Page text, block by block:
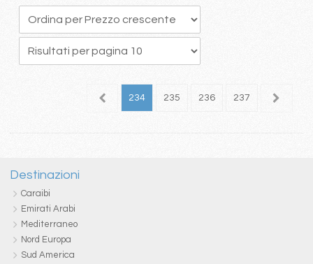
233 234 235 236 237 238
Destinazioni
Caraibi
Emirati Arabi
Mediterraneo
Nord Europa
Sud America